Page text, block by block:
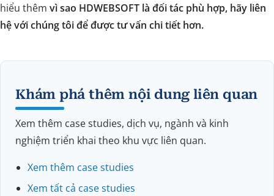
hiểu thêm vì sao HDWEBSOFT là đối tác phù hợp, hãy liên
hệ với chúng tôi để được tư vấn chi tiết hơn.
Khám phá thêm nội dung liên quan
Xem thêm case studies, dịch vụ, ngành và kinh
nghiệm triển khai theo khu vực liên quan.
Xem thêm case studies
Xem tất cả case studies